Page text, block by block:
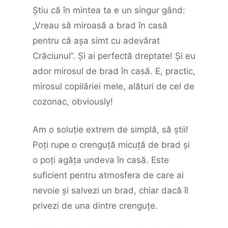
Ştiu că în mintea ta e un singur gând:
„Vreau să miroasă a brad în casă
pentru că aşa simt cu adevărat
Crăciunul”. Şi ai perfectă dreptate! Şi eu
ador mirosul de brad în casă. E, practic,
mirosul copilăriei mele, alături de cel de
cozonac, obviously!
Am o soluţie extrem de simplă, să ştii!
Poţi rupe o crenguţă micuţă de brad şi
o poţi agăţa undeva în casă. Este
suficient pentru atmosfera de care ai
nevoie şi salvezi un brad, chiar dacă îl
privezi de una dintre crenguţe.